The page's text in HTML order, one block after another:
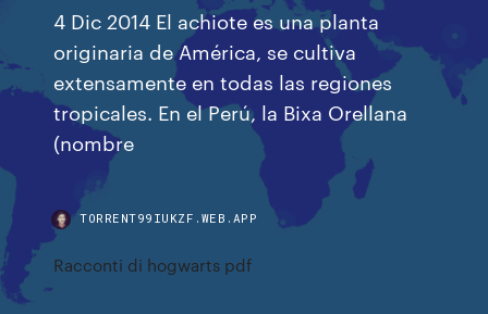
4 Dic 2014 El achiote es una planta
originaria de América, se cultiva
extensamente en todas las regiones
tropicales. En el Perú, la Bixa Orellana
(nombre
TORRENT99IUKZF.WEB.APP
Racconti di hogwarts pdf